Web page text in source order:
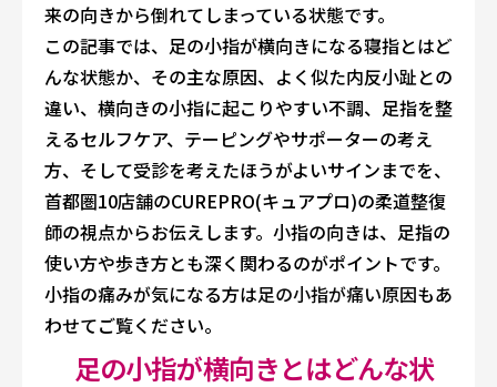
来の向きから倒れてしまっている状態です。
この記事では、足の小指が横向きになる寝指とはど
んな状態か、その主な原因、よく似た内反小趾との
違い、横向きの小指に起こりやすい不調、足指を整
えるセルフケア、テーピングやサポーターの考え
方、そして受診を考えたほうがよいサインまでを、
首都圏10店舗のCUREPRO(キュアプロ)の柔道整復
師の視点からお伝えします。小指の向きは、足指の
使い方や歩き方とも深く関わるのがポイントです。
小指の痛みが気になる方は足の小指が痛い原因もあ
わせてご覧ください。
足の小指が横向きとはどんな状